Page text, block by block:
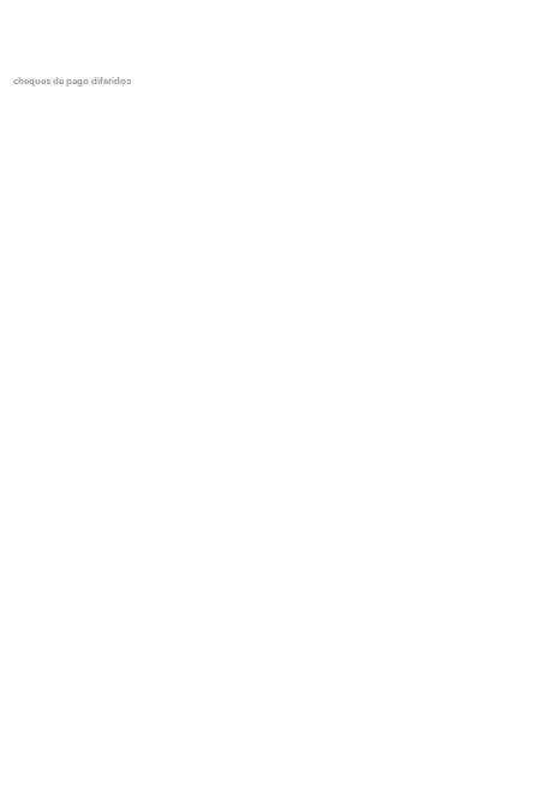
cheques de pago diferidos